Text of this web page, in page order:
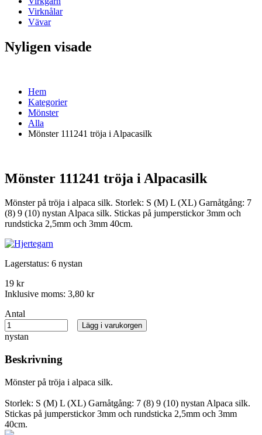
Virknålar
Vävar
Nyligen visade
Hem
Kategorier
Mönster
Alla
Mönster 111241 tröja i Alpacasilk
Mönster 111241 tröja i Alpacasilk
Mönster på tröja i alpaca silk. Storlek: S (M) L (XL) Garnåtgång: 7
(8) 9 (10) nystan Alpaca silk. Stickas på jumperstickor 3mm och
rundsticka 2,5mm och 3mm 40cm.
Lagerstatus: 6 nystan
19 kr
Inklusive moms: 3,80 kr
Antal
nystan
Lägg i varukorgen
Beskrivning
Mönster på tröja i alpaca silk.
Storlek: S (M) L (XL) Garnåtgång: 7 (8) 9 (10) nystan Alpaca silk.
Stickas på jumperstickor 3mm och rundsticka 2,5mm och 3mm
40cm.